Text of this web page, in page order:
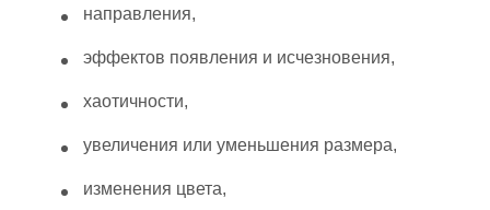
направления,
эффектов появления и исчезновения,
хаотичности,
увеличения или уменьшения размера,
изменения цвета,